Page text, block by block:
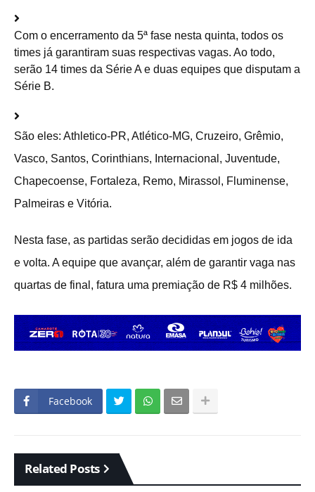
Com o encerramento da 5ª fase nesta quinta, todos os
times já garantiram suas respectivas vagas. Ao todo,
serão 14 times da Série A e duas equipes que disputam a
Série B.
São eles: Athletico-PR, Atlético-MG, Cruzeiro, Grêmio,
Vasco, Santos, Corinthians, Internacional, Juventude,
Chapecoense, Fortaleza, Remo, Mirassol, Fluminense,
Palmeiras e Vitória.
Nesta fase, as partidas serão decididas em jogos de ida
e volta. A equipe que avançar, além de garantir vaga nas
quartas de final, fatura uma premiação de R$ 4 milhões.
Facebook
Related Posts